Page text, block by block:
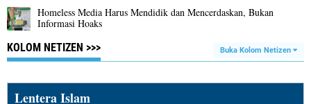
Homeless Media Harus Mendidik dan Mencerdaskan, Bukan
Informasi Hoaks
KOLOM NETIZEN >>>
Buka Kolom Netizen
Lentera Islam